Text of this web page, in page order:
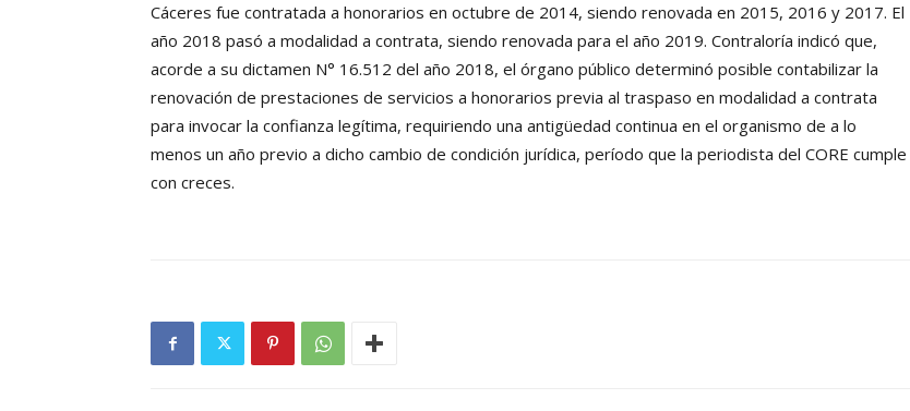
Cáceres fue contratada a honorarios en octubre de 2014, siendo renovada en 2015, 2016 y 2017. El
año 2018 pasó a modalidad a contrata, siendo renovada para el año 2019. Contraloría indicó que,
acorde a su dictamen N° 16.512 del año 2018, el órgano público determinó posible contabilizar la
renovación de prestaciones de servicios a honorarios previa al traspaso en modalidad a contrata
para invocar la confianza legítima, requiriendo una antigüedad continua en el organismo de a lo
menos un año previo a dicho cambio de condición jurídica, período que la periodista del CORE cumple
con creces.